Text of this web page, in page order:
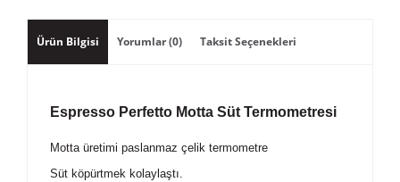
Ürün Bilgisi Yorumlar (0) Taksit Seçenekleri
Espresso Perfetto Motta Süt Termometresi
Motta üretimi paslanmaz çelik termometre
Süt köpürtmek kolaylaştı.